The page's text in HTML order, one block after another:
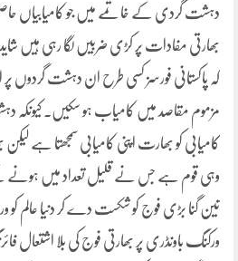
دہشت گردی کے خاتمے میں جو کامیابیاں حاصل
بھارتی مفادات پر کڑی ضربیں لگا رہی ہیں
کہ پاکستانی فورسز کسی طرح ان دہشت گردوں پر
مزموم مقاصد میں کامیاب ہو سکیں۔ کیونکہ
کامیابی کو بھارت اپنی کامیابی سمجھتا ہے لیکن
تین گنا بڑی فوج کو شکست دے کر دنیا عالم کو
ورکنگ باونڈری پر بھارتی فوج کی بلا اشتعال